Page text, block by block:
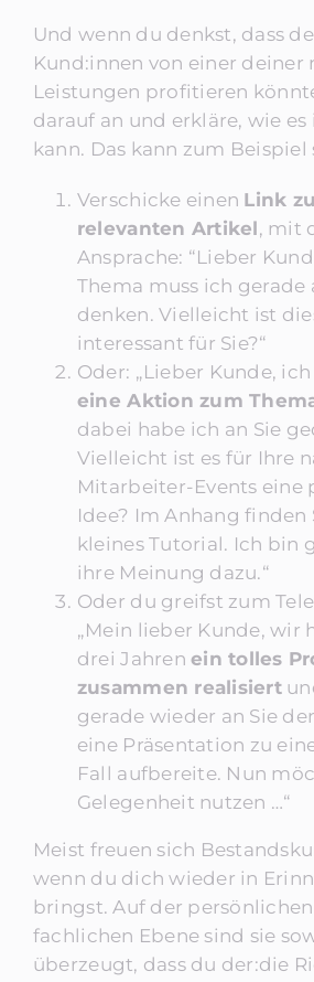
Und wenn du denkst, dass
Kund:innen von einer deiner
Leistungen profitieren
darauf an und erkläre, wie es
kann. Das kann zum Beispiel
Verschicke einen Link
relevanten Artikel, mit
Ansprache: “Lieber
Thema muss ich gerade
denken. Vielleicht ist
interessant für Sie?“
Oder: „Lieber Kunde,
eine Aktion zum
dabei habe ich an Sie
Vielleicht ist es für Ihre
Mitarbeiter-Events eine
Idee? Im Anhang finden
kleines Tutorial. Ich bin
ihre Meinung dazu.“
Oder du greifst zum
„Mein lieber Kunde, wir
drei Jahrenein tolles
zusammen realisiert
gerade wieder an Sie
eine Präsentation zu
Fall aufbereite. Nun
Gelegenheit nutzen …“
Meist freuen sich
wenn du dich wieder in
bringst. Auf der
fachlichen Ebene sind sie
überzeugt, dass du der:die